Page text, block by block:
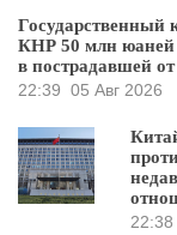
Государственный
КНР 50 млн юаней
в пострадавшей
22:39 05 Авг 2026
22:38